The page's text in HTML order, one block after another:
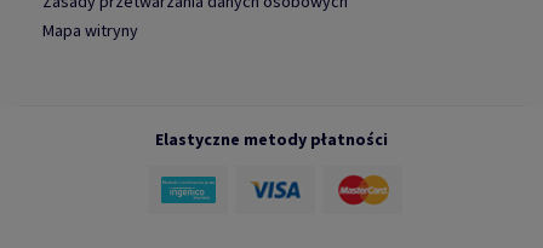
Mapa witryny
Elastyczne metody płatności